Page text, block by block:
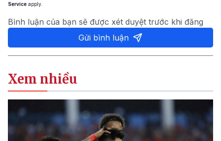
Service apply.
Bình luận của bạn sẽ được xét duyệt trước khi đăng
Gửi bình luận
Xem nhiều